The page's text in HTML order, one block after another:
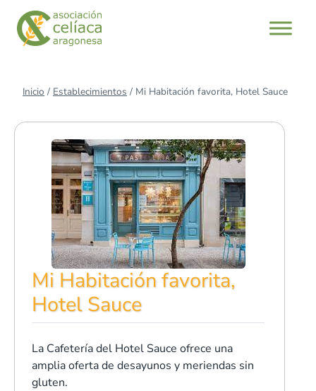
Saltar
contenido
Inicio / Establecimientos / Mi Habitación favorita, Hotel Sauce
Mi Habitación favorita,
Hotel Sauce
La Cafetería del Hotel Sauce ofrece una
amplia oferta de desayunos y meriendas sin
gluten.